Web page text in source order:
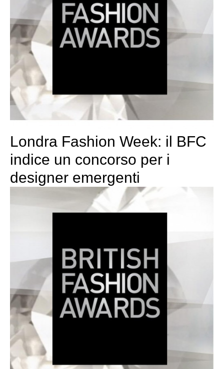
Londra Fashion Week: il BFC
indice un concorso per i
designer emergenti